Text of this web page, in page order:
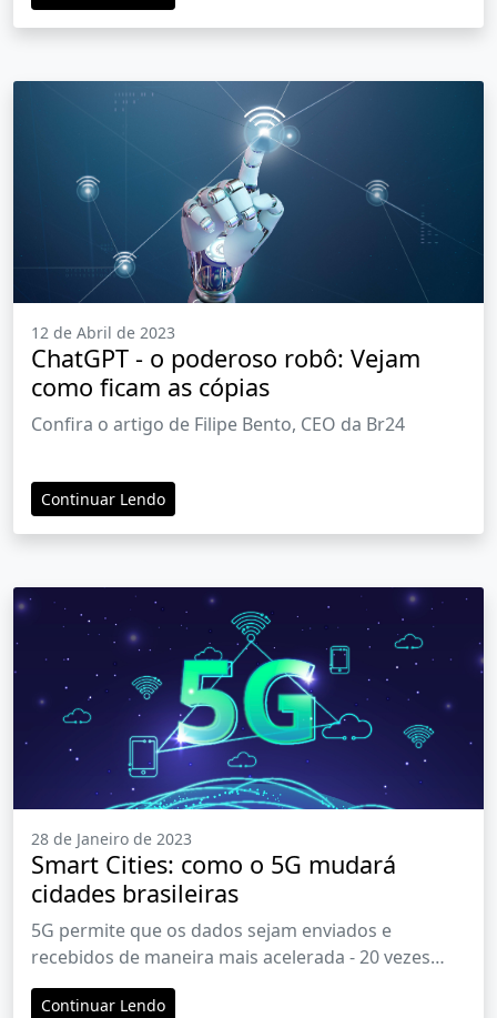
12 de Abril de 2023
ChatGPT - o poderoso robô: Vejam
como ficam as cópias
Confira o artigo de Filipe Bento, CEO da Br24
Continuar Lendo
28 de Janeiro de 2023
Smart Cities: como o 5G mudará
cidades brasileiras
5G permite que os dados sejam enviados e
recebidos de maneira mais acelerada - 20 vezes
mais rápido do que o 4G
Continuar Lendo